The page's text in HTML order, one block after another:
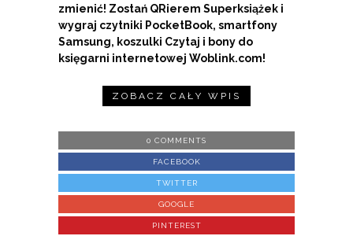
zmienić! Zostań QRierem Superksiążek i
wygraj czytniki PocketBook, smartfony
Samsung, koszulki Czytaj i bony do
księgarni internetowej Woblink.com!
ZOBACZ CAŁY WPIS
0 COMMENTS
FACEBOOK
TWITTER
GOOGLE
PINTEREST